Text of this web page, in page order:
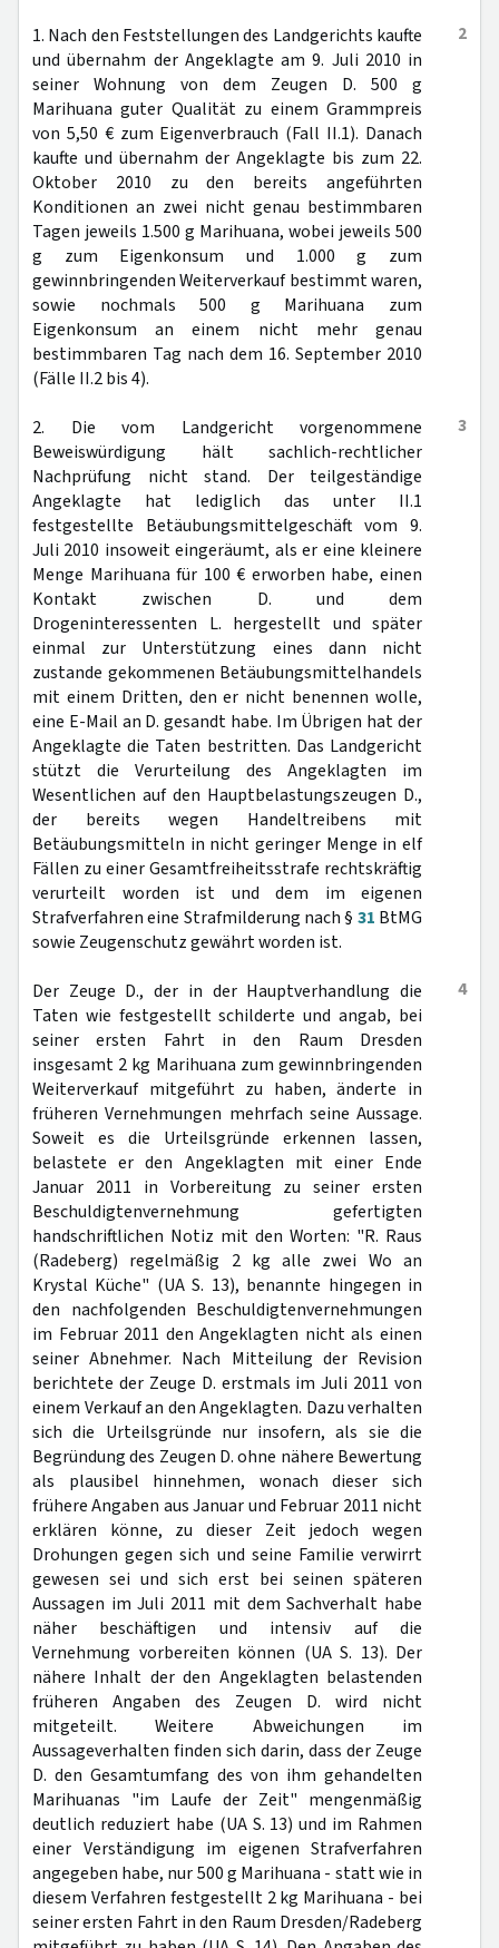
2
1. Nach den Feststellungen des Landgerichts kaufte
und übernahm der Angeklagte am 9. Juli 2010 in
seiner Wohnung von dem Zeugen D. 500 g
Marihuana guter Qualität zu einem Grammpreis
von 5,50 € zum Eigenverbrauch (Fall II.1). Danach
kaufte und übernahm der Angeklagte bis zum 22.
Oktober 2010 zu den bereits angeführten
Konditionen an zwei nicht genau bestimmbaren
Tagen jeweils 1.500 g Marihuana, wobei jeweils 500
g zum Eigenkonsum und 1.000 g zum
gewinnbringenden Weiterverkauf bestimmt waren,
sowie nochmals 500 g Marihuana zum
Eigenkonsum an einem nicht mehr genau
bestimmbaren Tag nach dem 16. September 2010
(Fälle II.2 bis 4).
3
2. Die vom Landgericht vorgenommene
Beweiswürdigung hält sachlich-rechtlicher
Nachprüfung nicht stand. Der teilgeständige
Angeklagte hat lediglich das unter II.1
festgestellte Betäubungsmittelgeschäft vom 9.
Juli 2010 insoweit eingeräumt, als er eine kleinere
Menge Marihuana für 100 € erworben habe, einen
Kontakt zwischen D. und dem
Drogeninteressenten L. hergestellt und später
einmal zur Unterstützung eines dann nicht
zustande gekommenen Betäubungsmittelhandels
mit einem Dritten, den er nicht benennen wolle,
eine E-Mail an D. gesandt habe. Im Übrigen hat der
Angeklagte die Taten bestritten. Das Landgericht
stützt die Verurteilung des Angeklagten im
Wesentlichen auf den Hauptbelastungszeugen D.,
der bereits wegen Handeltreibens mit
Betäubungsmitteln in nicht geringer Menge in elf
Fällen zu einer Gesamtfreiheitsstrafe rechtskräftig
verurteilt worden ist und dem im eigenen
Strafverfahren eine Strafmilderung nach § 31 BtMG
sowie Zeugenschutz gewährt worden ist.
4
Der Zeuge D., der in der Hauptverhandlung die
Taten wie festgestellt schilderte und angab, bei
seiner ersten Fahrt in den Raum Dresden
insgesamt 2 kg Marihuana zum gewinnbringenden
Weiterverkauf mitgeführt zu haben, änderte in
früheren Vernehmungen mehrfach seine Aussage.
Soweit es die Urteilsgründe erkennen lassen,
belastete er den Angeklagten mit einer Ende
Januar 2011 in Vorbereitung zu seiner ersten
Beschuldigtenvernehmung gefertigten
handschriftlichen Notiz mit den Worten: "R. Raus
(Radeberg) regelmäßig 2 kg alle zwei Wo an
Krystal Küche" (UA S. 13), benannte hingegen in
den nachfolgenden Beschuldigtenvernehmungen
im Februar 2011 den Angeklagten nicht als einen
seiner Abnehmer. Nach Mitteilung der Revision
berichtete der Zeuge D. erstmals im Juli 2011 von
einem Verkauf an den Angeklagten. Dazu verhalten
sich die Urteilsgründe nur insofern, als sie die
Begründung des Zeugen D. ohne nähere Bewertung
als plausibel hinnehmen, wonach dieser sich
frühere Angaben aus Januar und Februar 2011 nicht
erklären könne, zu dieser Zeit jedoch wegen
Drohungen gegen sich und seine Familie verwirrt
gewesen sei und sich erst bei seinen späteren
Aussagen im Juli 2011 mit dem Sachverhalt habe
näher beschäftigen und intensiv auf die
Vernehmung vorbereiten können (UA S. 13). Der
nähere Inhalt der den Angeklagten belastenden
früheren Angaben des Zeugen D. wird nicht
mitgeteilt. Weitere Abweichungen im
Aussageverhalten finden sich darin, dass der Zeuge
D. den Gesamtumfang des von ihm gehandelten
Marihuanas "im Laufe der Zeit" mengenmäßig
deutlich reduziert habe (UA S. 13) und im Rahmen
einer Verständigung im eigenen Strafverfahren
angegeben habe, nur 500 g Marihuana - statt wie in
diesem Verfahren festgestellt 2 kg Marihuana - bei
seiner ersten Fahrt in den Raum Dresden/Radeberg